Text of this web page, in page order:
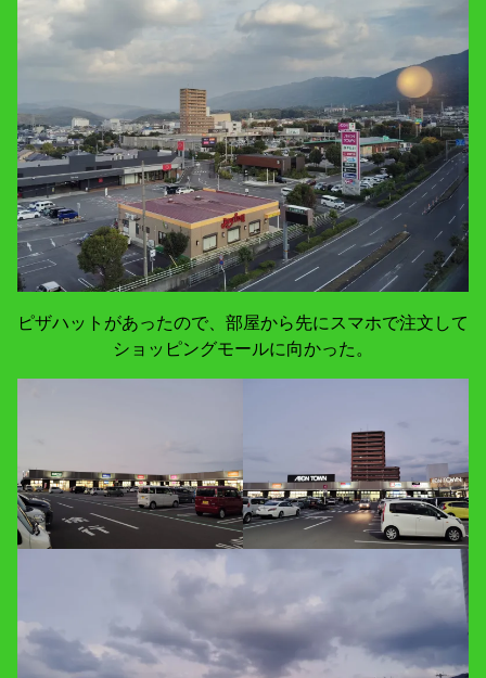
ピザハットがあったので、部屋から先にスマホで注文して
ショッピングモールに向かった。